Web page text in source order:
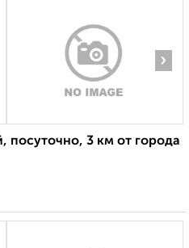
›
посуточно, 3 км от города